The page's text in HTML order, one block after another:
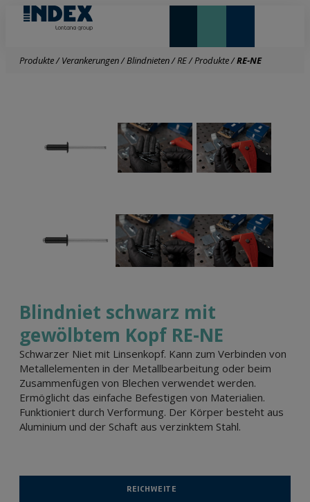
Produkte/Verankerungen/Blindnieten/RE/Produkte/RE-NE
Blindniet schwarz mit
gewölbtem Kopf RE-NE
Schwarzer Niet mit Linsenkopf. Kann zum Verbinden von
Metallelementen in der Metallbearbeitung oder beim
Zusammenfügen von Blechen verwendet werden.
Ermöglicht das einfache Befestigen von Materialien.
Funktioniert durch Verformung. Der Körper besteht aus
Aluminium und der Schaft aus verzinktem Stahl.
REICHWEITE